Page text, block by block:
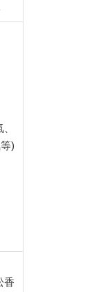
)
香